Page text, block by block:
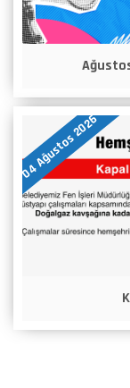
04 Ağustos 2026